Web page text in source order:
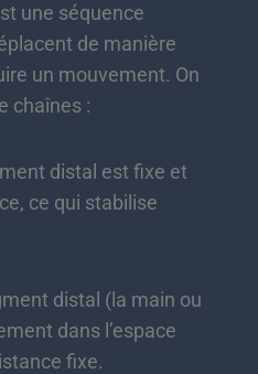
une séquence
de manière
un mouvement. On
chaînes :
distal est fixe et
ce qui stabilise
distal (la main ou
dans l’espace
fixe.